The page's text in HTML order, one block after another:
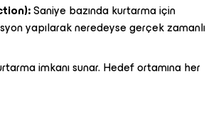
Saniye bazında kurtarma için
yapılarak neredeyse gerçek zamanlı
imkanı sunar. Hedef ortamına her